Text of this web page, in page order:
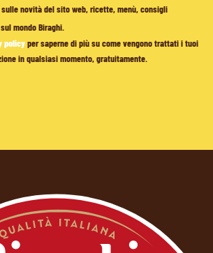
novità del sito web, ricette, menù, consigli
mondo Biraghi.
policyper saperne di più su come vengono trattati i tuoi
in qualsiasi momento, gratuitamente.